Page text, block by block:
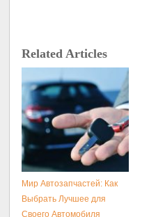
Related Articles
Мир Автозапчастей: Как
Выбрать Лучшее для
Своего Автомобиля